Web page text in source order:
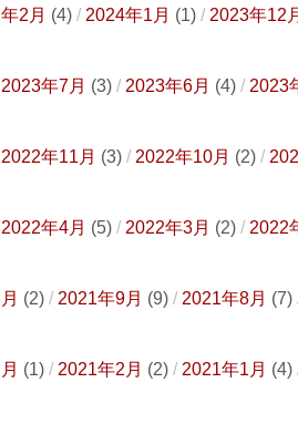
年2月 (4) 2024年1月 (1) 2023年12
2023年7月 (3) 2023年6月 (4) 2023
2022年11月 (3) 2022年10月 (2)
2022年4月 (5) 2022年3月 (2) 2022
月 (2) 2021年9月 (9) 2021年8月 (7)
月 (1) 2021年2月 (2) 2021年1月 (4)